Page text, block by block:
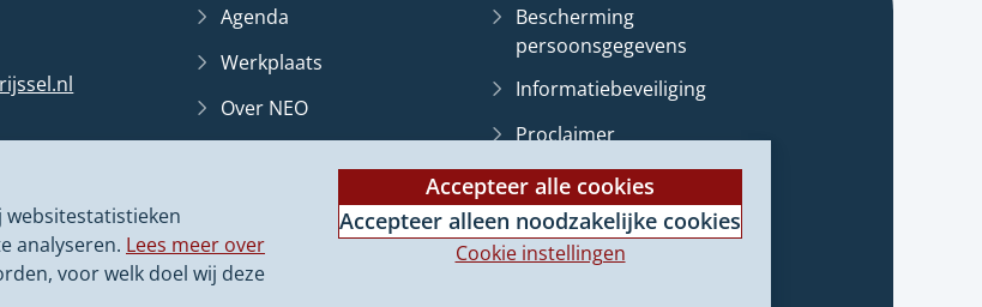
websitestatistieken
analyseren. Lees meer over
voor welk doel wij deze
Accepteer alle cookies
Accepteer alleen noodzakelijke cookies
Cookie instellingen
Agenda
Werkplaats
Over NEO
een
andere
website)
Bescherming
persoonsgegevens
Informatiebeveiliging
Proclaimer
Cookieverklaring
Archief van dezewebsite